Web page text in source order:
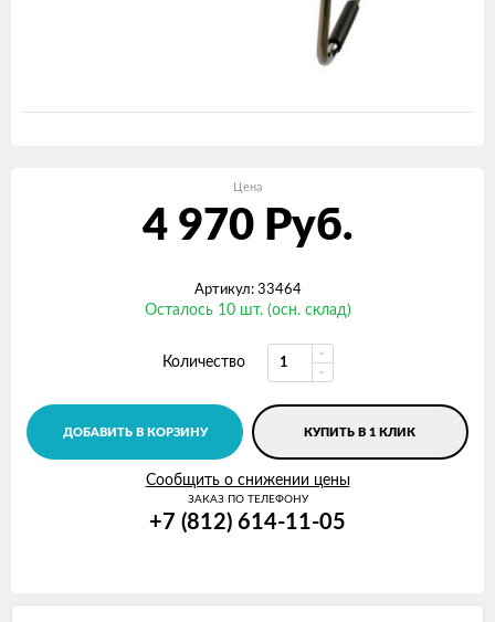
Цена
4 970 Руб.
Артикул: 33464
Осталось 10 шт. (осн. склад)
Количество
ДОБАВИТЬ В КОРЗИНУ КУПИТЬ В 1 КЛИК
Сообщить о снижении цены
ЗАКАЗ ПО ТЕЛЕФОНУ
+7 (812) 614-11-05